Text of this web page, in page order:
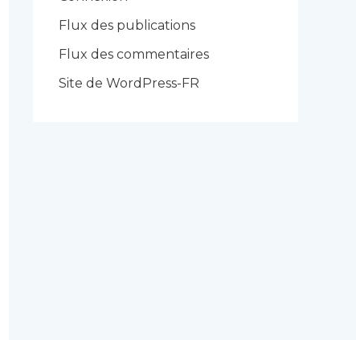
i
Flux des publications
Flux des commentaires
Site de WordPress-FR